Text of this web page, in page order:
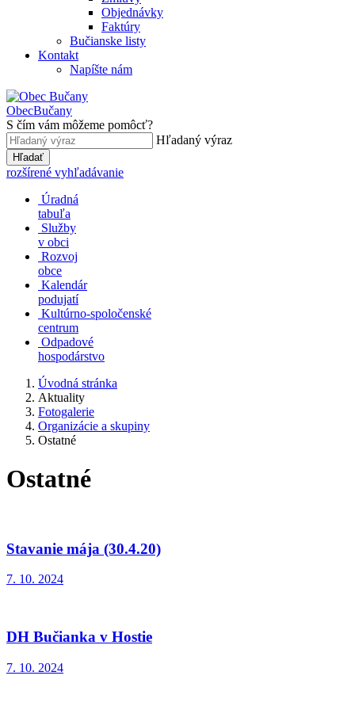
Objednávky
Faktúry
Bučianske listy
Kontakt
Napíšte nám
ObecBučany
S čím vám môžeme pomôcť?
Hľadaný výraz
Hľadať
rozšírené vyhľadávanie
Úradná
tabuľa
Služby
v obci
Rozvoj
obce
Kalendár
podujatí
Kultúrno-spoločenské
centrum
Odpadové
hospodárstvo
Úvodná stránka
Aktuality
Fotogalerie
Organizácie a skupiny
Ostatné
Ostatné
Stavanie mája (30.4.20)
7. 10. 2024
DH Bučianka v Hostie
7. 10. 2024